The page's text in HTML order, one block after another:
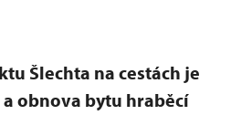
Šlechta na cestách je
obnova bytu hraběcí